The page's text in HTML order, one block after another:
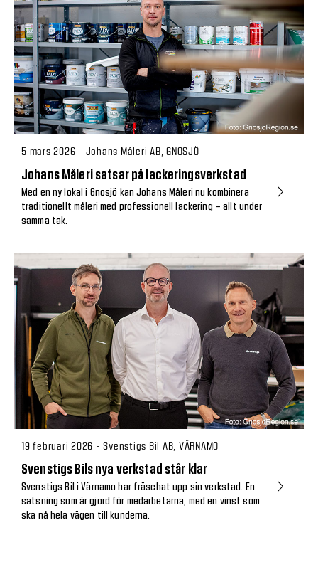
5 mars 2026 - Johans Måleri AB, GNOSJÖ
Johans Måleri satsar på lackeringsverkstad
Med en ny lokal i Gnosjö kan Johans Måleri nu kombinera
traditionellt måleri med professionell lackering – allt under
samma tak.
19 februari 2026 - Svenstigs Bil AB, VÄRNAMO
Svenstigs Bils nya verkstad står klar
Svenstigs Bil i Värnamo har fräschat upp sin verkstad. En
satsning som är gjord för medarbetarna, med en vinst som
ska nå hela vägen till kunderna.